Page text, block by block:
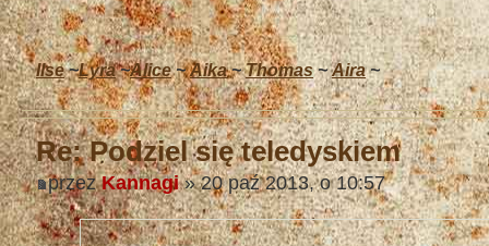
Ilse~Lyra~Alice~Aika~Thomas~Aira~
Re: Podziel się teledyskiem
przezKannagi» 20 paź 2013, o 10:57